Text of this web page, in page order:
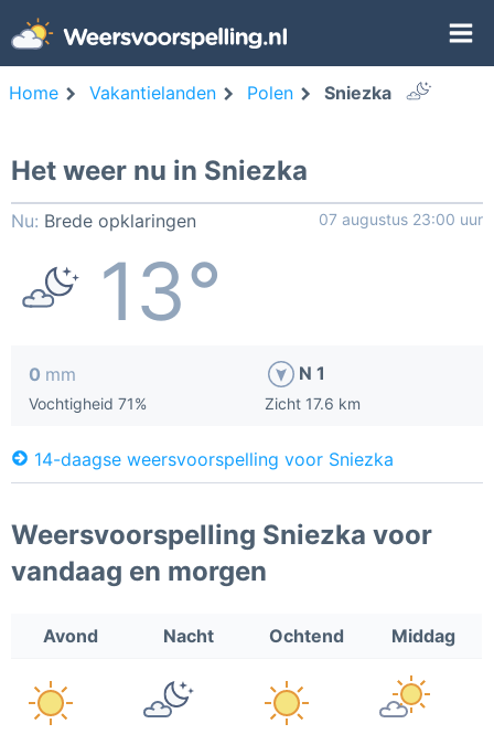
Home Vakantielanden Polen Sniezka
Het weer nu in Sniezka
Nu: Brede opklaringen 07 augustus 23:00 uur
13°
0 mm
Vochtigheid 71%
N 1
Zicht 17.6 km
14-daagse weersvoorspelling voor Sniezka
Weersvoorspelling Sniezka voor
vandaag en morgen
Avond Nacht Ochtend Middag